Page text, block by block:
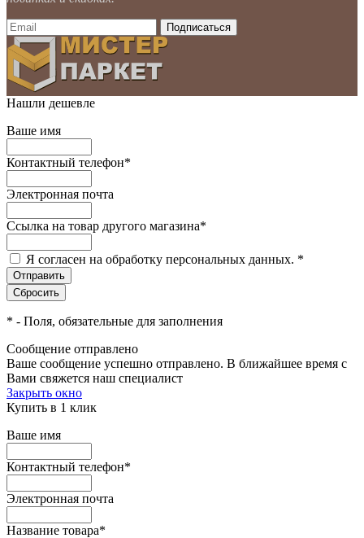
Нашли дешевле
Ваше имя
Контактный телефон*
Электронная почта
Ссылка на товар другого магазина*
Я согласен на обработку персональных данных. *
* - Поля, обязательные для заполнения
Сообщение отправлено
Ваше сообщение успешно отправлено. В ближайшее время с
Вами свяжется наш специалист
Закрыть окно
Купить в 1 клик
Ваше имя
Контактный телефон*
Электронная почта
Название товара*